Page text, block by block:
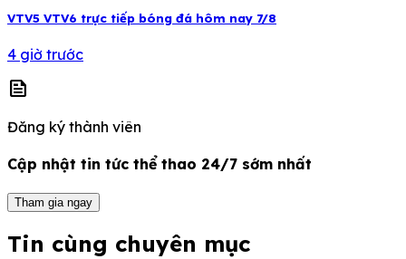
VTV5 VTV6 trực tiếp bóng đá hôm nay 7/8
4 giờ trước
news
Đăng ký thành viên
Cập nhật tin tức thể thao 24/7 sớm nhất
Tham gia ngay
Tin cùng chuyên mục